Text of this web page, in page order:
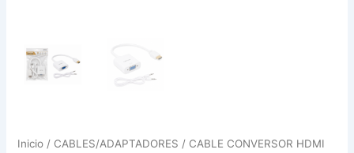
Inicio / CABLES/ADAPTADORES / CABLE CONVERSOR HDMI